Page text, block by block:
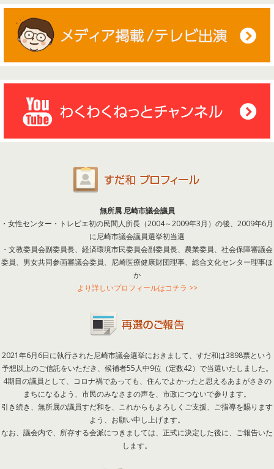
無所属 尼崎市議会議員
・女性センター・トレピエ初の民間人所長（2004～2009年3月）の後、2009年6月
に尼崎市議会議員選挙初当選
・文教委員会副委員長、経済環境市民委員会副委員長、農業委員、社会保障審議会
委員、男女共同参画審議会委員、尼崎医療健康財団理事、総合文化センター理事ほ
か
より詳しいプロフィールはコチラ >>
2021年6月6日に執行された尼崎市議会選挙におきまして、すだ和は3898票という
予想以上のご信託をいただき、候補者55人中9位（定数42）で当選いたしました。
4期目の議員として、コロナ禍であっても、住んでよかったと思えるあまがさきの
まちになるよう、市民のみなさまの声を、市政につないで参ります。
引き続き、無所属の議員すだ和を、これからもよろしくご支援、ご指導を賜ります
よう、お願い申し上げます。
なお、議会内で、所存する会派につきましては、正式に決定した後に、ご報告いた
します。